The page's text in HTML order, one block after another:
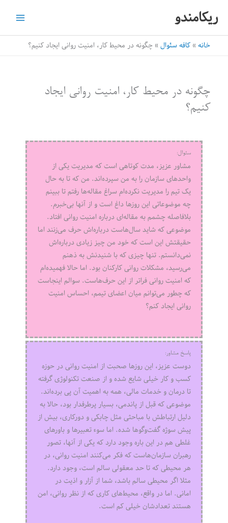
ریکامندو
خانه کافه سئوال چگونه در محیط کار، امنیت روانی ایجاد کنیم؟
چگونه در محیط کار، امنیت روانی ایجاد
کنیم؟
سئوال:
مشاور عزیز، مدت کوتاهی است که مدیریت یکی از
واحدهای سازمان را به من سپرده‌اند. من که تا به حال
یک تیم را مدیریت نکرده‌ام سراغ مقاله‌ها رفتم تا ببینم
چه موضوعاتی این روزها داغ است و از آنها بی‌خبرم.
بلافاصله چشمم به مقاله‌ای درباره امنیت روانی افتاد.
موضوعی که شاید سال‌هاست درباره‌اش حرف می‌زنند اما
حقیقتش این است که خود من چیز زیادی درباره‌اش
نمی‌دانستم. تنها چیزی که با شنیدنش به ذهنم
می‌رسید، مشکلات روانی کارکنان بود. اما حالا فهمیده‌ام
که امنیت روانی فراتر از این حرف‌هاست. سوالم اینجاست
که چطور می‌توانم میان اعضای تیمم، احساس امنیت
روانی ایجاد کنم؟
پاسخ مشاور:
دوست عزیز، این روزها صحبت از امنیت روانی در حوزه
کسب‌ و کار خیلی شایع شده و از صنعت تکنولوژی گرفته
تا درمان و خدمات مالی، همه به اهمیت آن پی برده‌اند.
موضوعی که قبل از پاندمی، بسیار پرطرفدار بود، حالا به
دلیل ارتباطش با مباحثی مثل چابکی و دورکاری، بیش از
پیش سوژه گفت‌وگوها شده. اما سوء تعبیرها و باورهای
غلطی هم در این باره وجود دارد که یکی از آنها، تصور
رهبران سازمان‌هاست که فکر می‌کنند امنیت روانی، در
هر محیطی که تا حد معقولی سالم است، وجود دارد.
مثلا اگر محیطی سالم باشد، شما از آزار و اذیت در
امانی. اما در واقع، محیط‌های کاری که از نظر روانی، امن
هستند تعدادشان خیلی کم است.